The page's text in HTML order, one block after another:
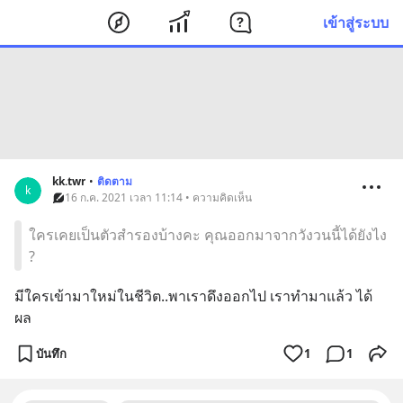
เข้าสู่ระบบ
k
kk.twr • ติดตาม
16 ก.ค. 2021 เวลา 11:14 • ความคิดเห็น
ใครเคยเป็นตัวสำรองบ้างคะ คุณออกมาจากวังวนนี้ได้ยังไง
?
มีใครเข้ามาใหม่ในชีวิต..พาเราดึงออกไป เราทำมาแล้ว ได้
ผล
บันทึก 1 1